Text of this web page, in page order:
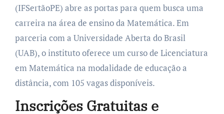
(IFSertãoPE) abre as portas para quem busca uma
carreira na área de ensino da Matemática. Em
parceria com a Universidade Aberta do Brasil
(UAB), o instituto oferece um curso de Licenciatura
em Matemática na modalidade de educação a
distância, com 105 vagas disponíveis.
Inscrições Gratuitas e